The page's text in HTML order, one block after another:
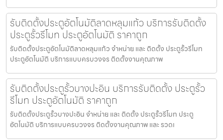
รับติดตั้งประตูอัตโนมัติลาดหลุมแก้ว บริการรับติดตั้ง
ประตูรั้วรีโมท ประตูอัตโนมัติ ราคาถูก
รับติดตั้งประตูอัตโนมัติลาดหลุมแก้ว จำหน่าย และ ติดตั้ง ประตูรั้วรีโมท
ประตูอัตโนมัติ บริการแบบครบวงจร ติดตั้งงานคุณภาพ
รับติดตั้งประตูรั้วบางปะอิน บริการรับติดตั้ง ประตูรั้ว
รีโมท ประตูอัตโนมัติ ราคาถูก
รับติดตั้งประตูรั้วบางปะอิน จำหน่าย และ ติดตั้ง ประตูรั้วรีโมท ประตู
อัตโนมัติ บริการแบบครบวงจร ติดตั้งงานคุณภาพ และ รวดเ